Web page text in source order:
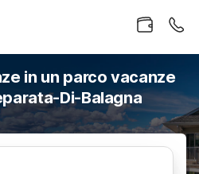
in un parco vacanze
Di-Balagna